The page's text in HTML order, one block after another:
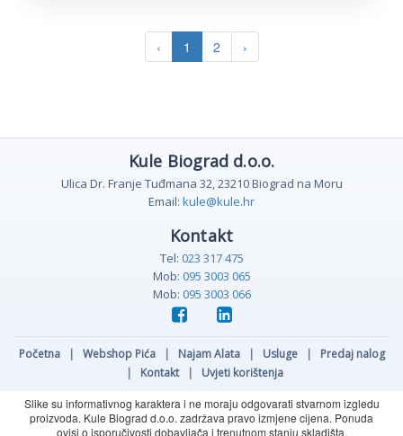
‹ 1 2 ›
Kule Biograd d.o.o.
Ulica Dr. Franje Tuđmana 32, 23210 Biograd na Moru
Email: kule@kule.hr
Kontakt
Tel: 023 317 475
Mob: 095 3003 065
Mob: 095 3003 066
Početna | Webshop Pića | Najam Alata | Usluge |
Predaj nalog
|
Kontakt |
Uvjeti korištenja
Slike su informativnog karaktera i ne moraju odgovarati stvarnom izgledu
proizvoda. Kule Biograd d.o.o. zadržava pravo izmjene cijena. Ponuda
ovisi o isporučivosti dobavljača i trenutnom stanju skladišta.